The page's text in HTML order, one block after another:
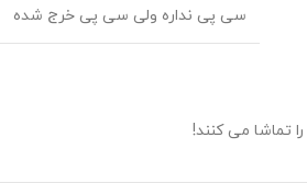
سی پی نداره ولی سی پی خرج شده
تماشا می کنند!